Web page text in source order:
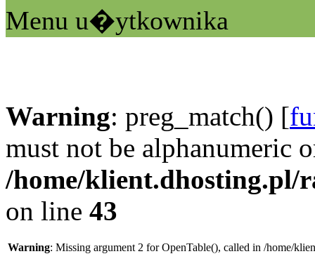
Menu u�ytkownika
Warning: preg_match() [
must not be alphanumeric
/home/klient.dhosting.pl/
on line 43
Warning: Missing argument 2 for OpenTable(), called in /home/